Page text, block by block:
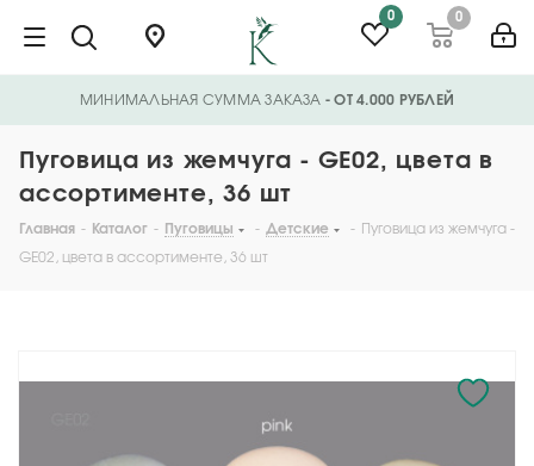
0 0
МИНИМАЛЬНАЯ СУММА ЗАКАЗА - ОТ 4.000 РУБЛЕЙ
Пуговица из жемчуга - GE02, цвета в
ассортименте, 36 шт
Главная - Каталог - Пуговицы - Детские - Пуговица из жемчуга -
GE02, цвета в ассортименте, 36 шт